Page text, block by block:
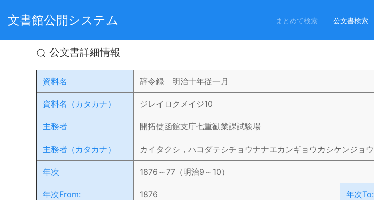
文書館公開システム まとめて検索 公文書検索
公文書詳細情報
資料名 辞令録 明治十年従一月
資料名（カタカナ） ジレイロクメイジ10
主務者 開拓使函館支庁七重勧業課試験場
主務者（カタカナ） カイタクシ，ハコダテシチョウナナエカンギョウカシケンジョウ
年次 1876～77（明治9～10）
年次From: 1876 年次To: